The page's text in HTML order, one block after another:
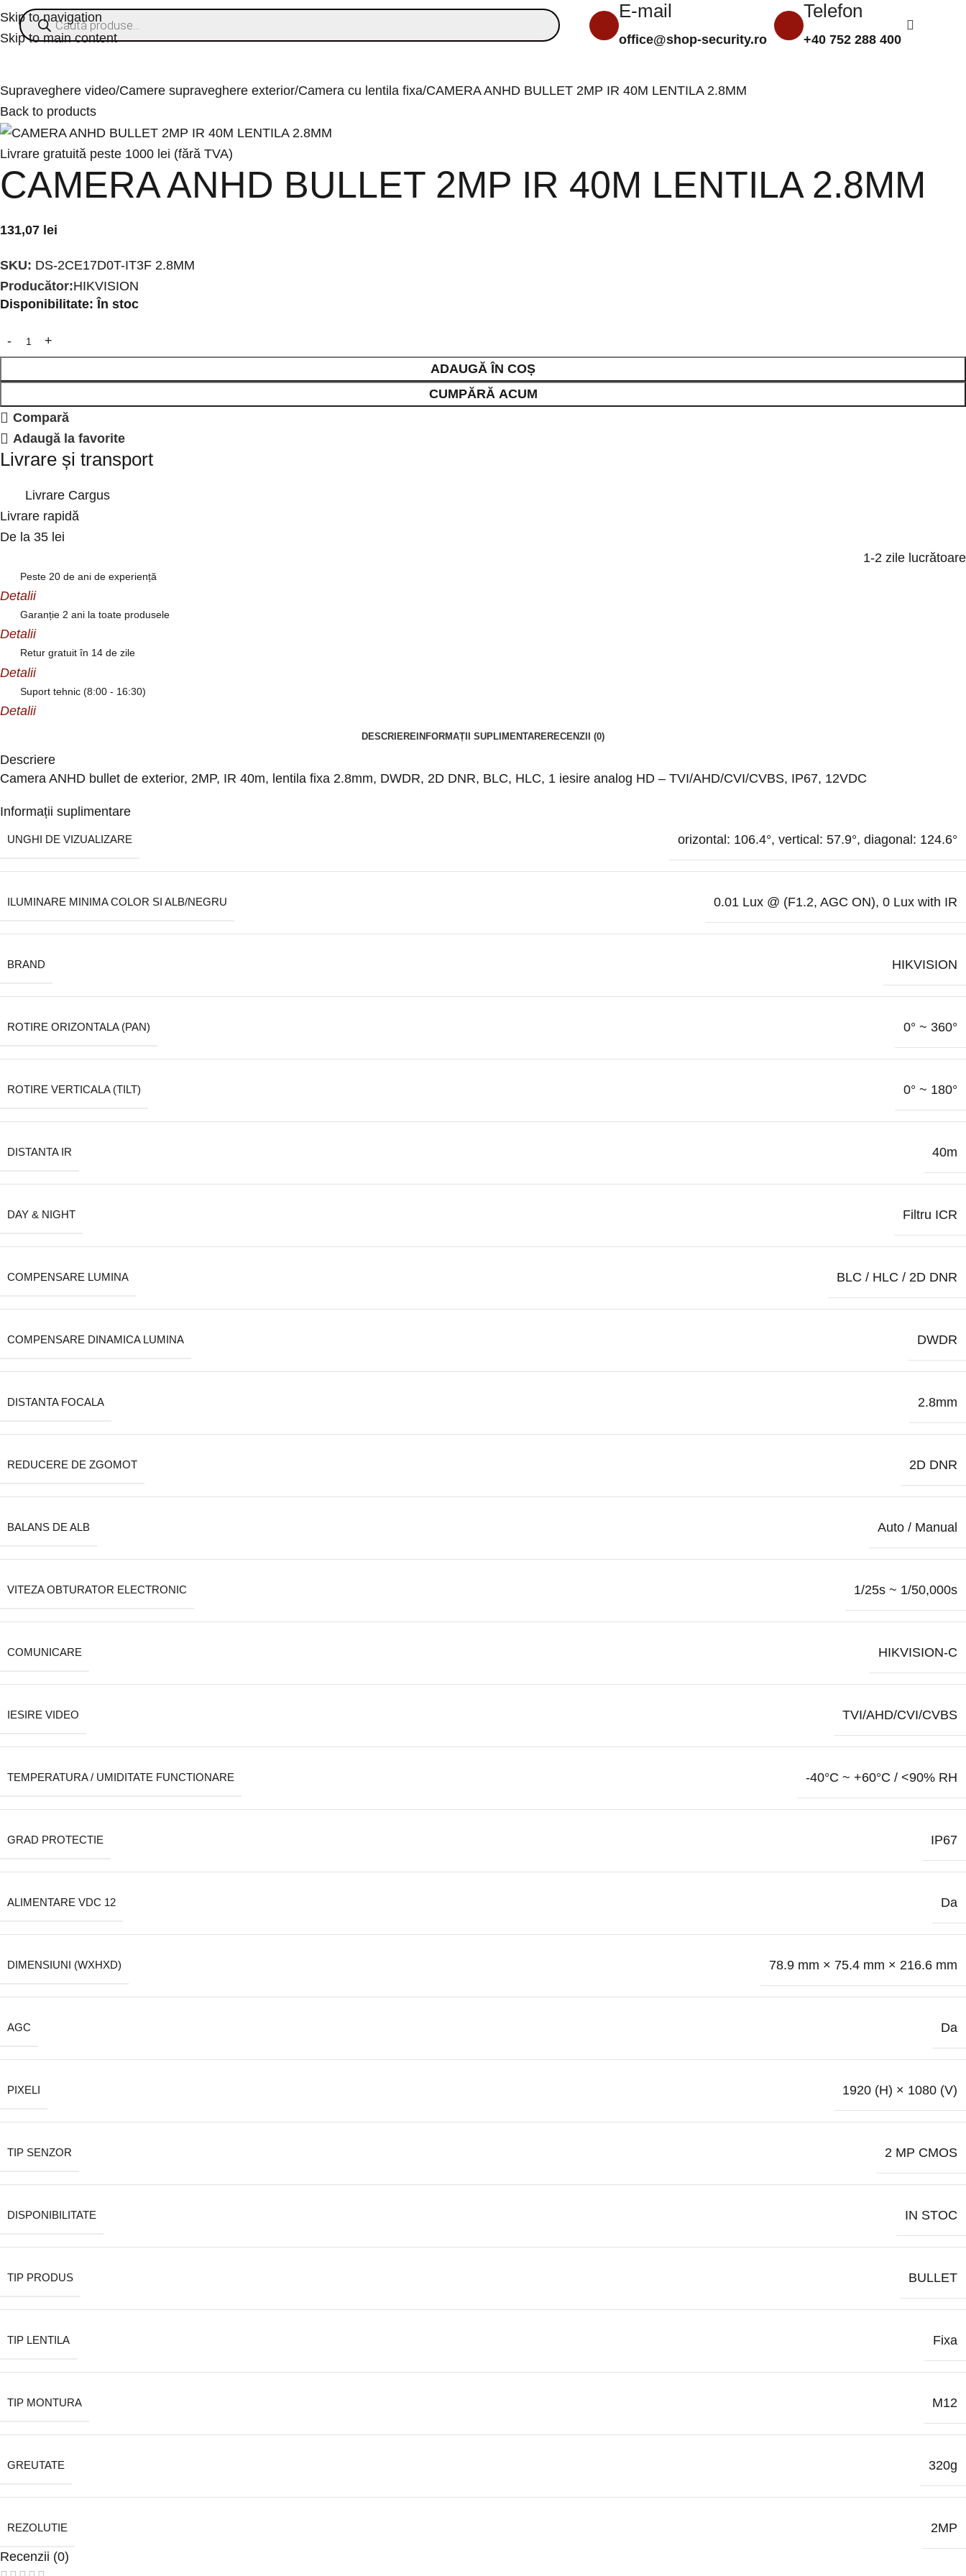
Skip to navigation
Skip to main content
E-mail
office@shop-security.ro
Telefon
+40 752 288 400
Supraveghere video Camere supraveghere exterior Camera cu lentila fixa CAMERA ANHD BULLET 2MP IR 40M LENTILA 2.8MM
Back to products
Livrare gratuită peste 1000 lei (fără TVA)
CAMERA ANHD BULLET 2MP IR 40M LENTILA 2.8MM
131,07 lei
SKU: DS-2CE17D0T-IT3F 2.8MM
Producător:HIKVISION
Disponibilitate: În stoc
ADAUGĂ ÎN COȘ
CUMPĂRĂ ACUM
Compară
Adaugă la favorite
Livrare și transport
Livrare Cargus
Livrare rapidă
De la 35 lei
1-2 zile lucrătoare
Peste 20 de ani de experiență
Detalii
Garanție 2 ani la toate produsele
Detalii
Retur gratuit în 14 de zile
Detalii
Suport tehnic (8:00 - 16:30)
Detalii
DESCRIERE INFORMAȚII SUPLIMENTARERECENZII (0)
Descriere
Camera ANHD bullet de exterior, 2MP, IR 40m, lentila fixa 2.8mm, DWDR, 2D DNR, BLC, HLC, 1 iesire analog HD – TVI/AHD/CVI/CVBS, IP67, 12VDC
Informații suplimentare
UNGHI DE VIZUALIZARE orizontal: 106.4°, vertical: 57.9°, diagonal: 124.6°
ILUMINARE MINIMA COLOR SI ALB/NEGRU 0.01 Lux @ (F1.2, AGC ON), 0 Lux with IR
BRAND HIKVISION
ROTIRE ORIZONTALA (PAN) 0° ~ 360°
ROTIRE VERTICALA (TILT) 0° ~ 180°
DISTANTA IR 40m
DAY & NIGHT Filtru ICR
COMPENSARE LUMINA BLC / HLC / 2D DNR
COMPENSARE DINAMICA LUMINA DWDR
DISTANTA FOCALA 2.8mm
REDUCERE DE ZGOMOT 2D DNR
BALANS DE ALB Auto / Manual
VITEZA OBTURATOR ELECTRONIC 1/25s ~ 1/50,000s
COMUNICARE HIKVISION-C
IESIRE VIDEO TVI/AHD/CVI/CVBS
TEMPERATURA / UMIDITATE FUNCTIONARE -40°C ~ +60°C / <90% RH
GRAD PROTECTIE IP67
ALIMENTARE VDC 12 Da
DIMENSIUNI (WXHXD) 78.9 mm × 75.4 mm × 216.6 mm
AGC Da
PIXELI 1920 (H) × 1080 (V)
TIP SENZOR 2 MP CMOS
DISPONIBILITATE IN STOC
TIP PRODUS BULLET
TIP LENTILA Fixa
TIP MONTURA M12
GREUTATE 320g
REZOLUTIE
2MP
Recenzii (0)